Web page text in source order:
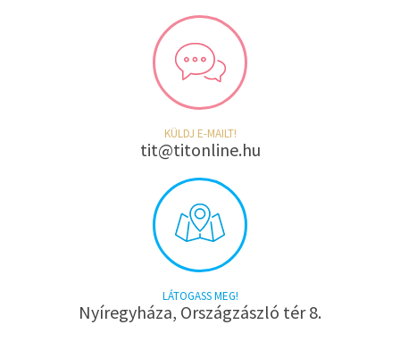
KÜLDJ E-MAILT!
tit@titonline.hu
LÁTOGASS MEG!
Nyíregyháza, Országzászló tér 8.